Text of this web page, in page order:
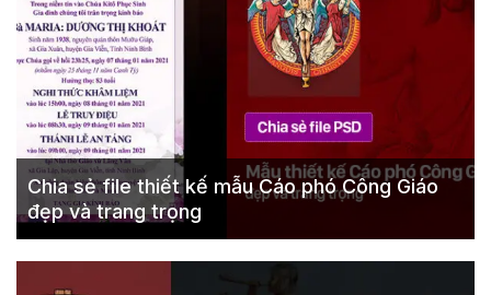
Chia sẻ file thiết kế mẫu Cáo phó Công Giáo
đẹp và trang trọng